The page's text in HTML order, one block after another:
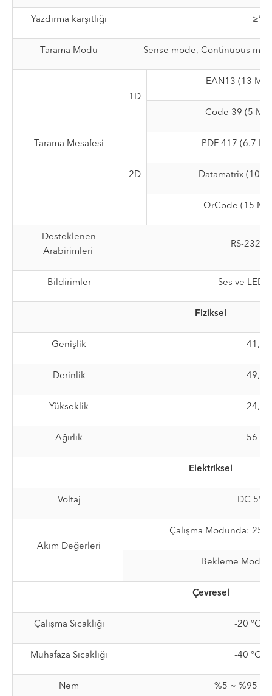
Yazdırma karşıtlığı
Tarama Modu Sense mode, Continuous
Tarama Mesafesi
1D
EAN13 (13
Code 39 (5
2D
PDF 417 (6.7
Datamatrix (10
QrCode (15
Desteklenen
Arabirimleri
RS-232C
Bildirimler Ses ve LED
Fiziksel
Genişlik 41,5
Derinlik 49,5
Yükseklik 24,3
Ağırlık 56
Elektriksel
Voltaj DC 5V
Akım Değerleri
Çalışma Modunda:
Bekleme
Çevresel
Çalışma Sıcaklığı -20 °C ~
Muhafaza Sıcaklığı -40 °C ~
Nem %5 ~ %95